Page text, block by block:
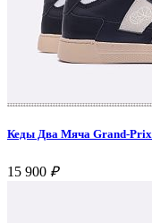
Кеды Два Мяча Grand-Prix
15 900 ₽